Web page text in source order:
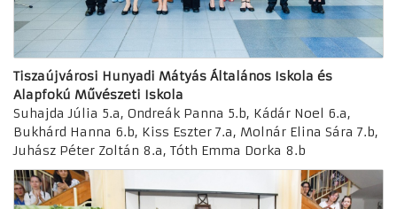
Tiszaújvárosi Hunyadi Mátyás Általános Iskola és
Alapfokú Művészeti Iskola
Suhajda Júlia 5.a, Ondreák Panna 5.b, Kádár Noel 6.a,
Bukhárd Hanna 6.b, Kiss Eszter 7.a, Molnár Elina Sára 7.b,
Juhász Péter Zoltán 8.a, Tóth Emma Dorka 8.b